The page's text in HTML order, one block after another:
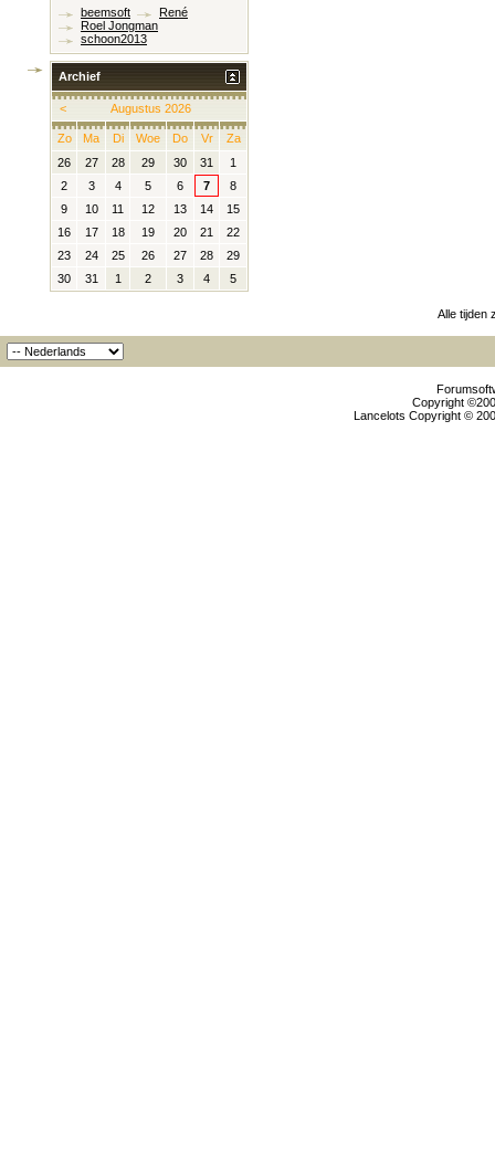
beemsoft
René
Roel Jongman
schoon2013
Archief
< Augustus 2026
Zo Ma Di Woe Do Vr
Za
26
27 28 29 30 31
1
2
3 4 5 6 7
8
9
10 11 12 13 14
15
16
17 18 19 20 21
22
23
24 25 26 27 28
29
30
31 1 2 3 4 5
Alle tijden
Copyright
Lancelots Copyright ©